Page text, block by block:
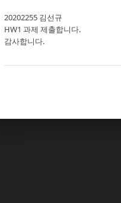
20202255 김선규
HW1 과제 제출합니다.
감사합니다.